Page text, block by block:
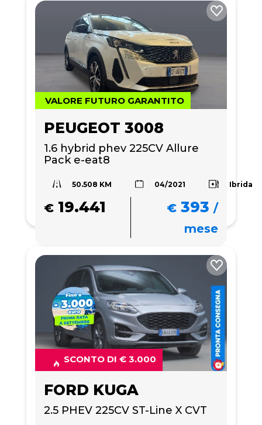
VALORE FUTURO GARANTITO
PEUGEOT 3008
1.6 hybrid phev 225CV Allure
Pack e-eat8
50.508 KM 04/2021 Ibrida
€ 19.441 € 393 /
mese
SCONTO DI € 3.000
FORD KUGA
2.5 PHEV 225CV ST-Line X CVT